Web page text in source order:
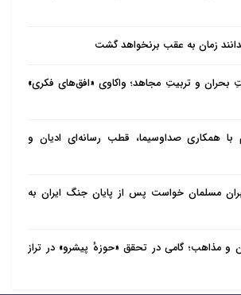
زمان به عقب برنخواهد گشت
بحران و تربیتِ مجاهد؛ واکاوی «افق‌های فکری»
با همکاری صداوسیما، قطب رسانه‌ای ادیان و
مسلمان خواست پس از پایان جنگ ایران به
و مذاهب؛ گامی در تحقق «حوزهٔ پیشرو» در تراز